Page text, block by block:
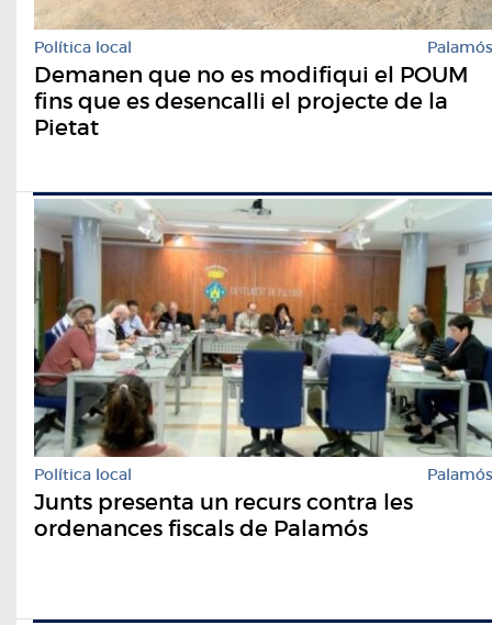
Política local Palamós
Demanen que no es modifiqui el POUM
fins que es desencalli el projecte de la
Pietat
Política local Palamós
Junts presenta un recurs contra les
ordenances fiscals de Palamós